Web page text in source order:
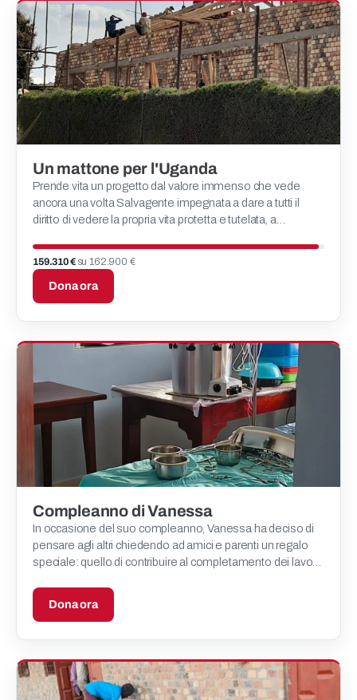
Un mattone per l'Uganda
Prende vita un progetto dal valore immenso che vede
ancora una volta Salvagente impegnata a dare a tutti il
diritto di vedere la propria vita protetta e tutelata, a
159.310 €su 162.900 €
Dona ora
Compleanno di Vanessa
In occasione del suo compleanno, Vanessa ha deciso di
pensare agli altri chiedendo ad amici e parenti un regalo
speciale: quello di contribuire al completamento dei lavori
Dona ora